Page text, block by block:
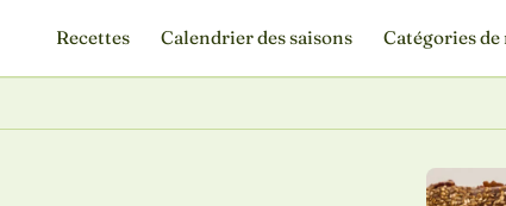
Recettes Calendrier des saisons Catégories